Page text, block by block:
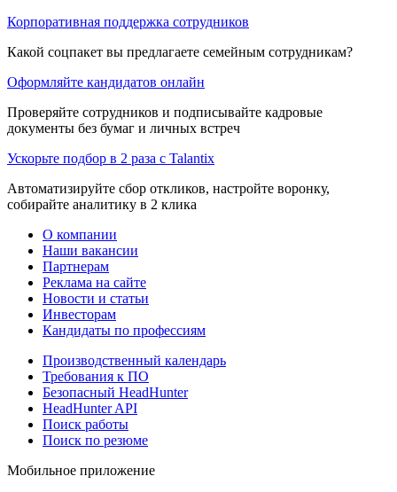
Корпоративная поддержка сотрудников
Какой соцпакет вы предлагаете семейным сотрудникам?
Оформляйте кандидатов онлайн
Проверяйте сотрудников и подписывайте кадровые
документы без бумаг и личных встреч
Ускорьте подбор в 2 раза с Talantix
Автоматизируйте сбор откликов, настройте воронку,
собирайте аналитику в 2 клика
О компании
Наши вакансии
Партнерам
Реклама на сайте
Новости и статьи
Инвесторам
Кандидаты по профессиям
Производственный календарь
Требования к ПО
Безопасный HeadHunter
HeadHunter API
Поиск работы
Поиск по резюме
Мобильное приложение